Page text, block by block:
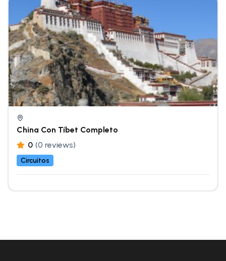
China Con Tíbet Completo
0 (0 reviews)
Circuitos